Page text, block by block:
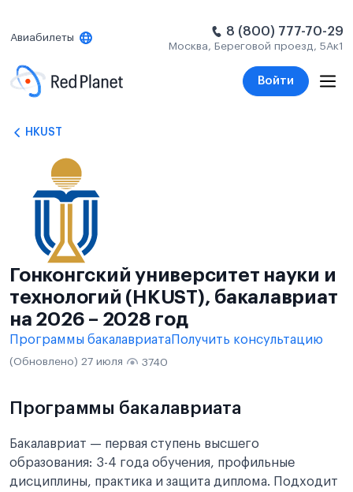
Авиабилеты 8 (800) 777-70-29
Москва, Береговой проезд, 5Ак1
Войти
HKUST
Гонконгский университет науки и
технологий (HKUST), бакалавриат
на 2026 – 2028 год
Программы бакалавриатаПолучить консультацию
(Обновлено) 27 июля 3740
Программы бакалавриата
Бакалавриат — первая ступень высшего
образования: 3-4 года обучения, профильные
дисциплины, практика и защита диплома. Подходит